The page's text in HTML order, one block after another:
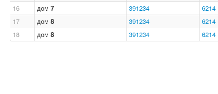
16
дом 7 391234
6214
17
дом 8 391234
6214
18
дом 8 391234 6214